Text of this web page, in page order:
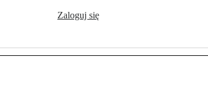
Zaloguj się